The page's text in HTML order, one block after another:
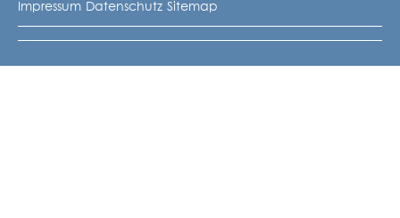
Impressum Datenschutz Sitemap